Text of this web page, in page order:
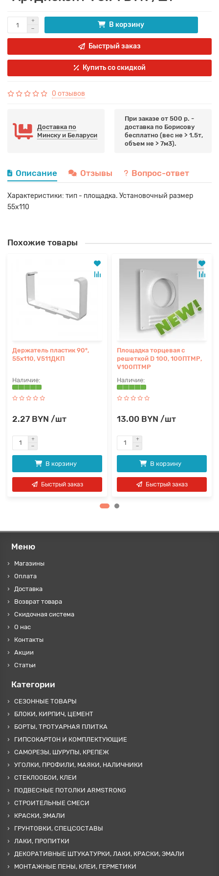
В корзину
Быстрый заказ
Купить со скидкой
0 отзывов
Доставка по
Минску и Беларуси
При заказе от 500 р. -
доставка по Борисову
бесплатно (вес не > 1.5т,
объем не > 7м3).
Описание Отзывы Вопрос-ответ
Характеристики: тип - площадка. Установочный размер
55х110
Похожие товары
Держатель пластик 90°,
55х110, V511ДКП
2.27 BYN /шт
В корзину
Быстрый заказ
Площадка торцевая с
решеткой D 100, 100ПТМР,
V100ПТМР
13.00 BYN /шт
В корзину
Быстрый заказ
Меню
Магазины
Оплата
Доставка
Возврат товара
Скидочная система
О нас
Контакты
Акции
Статьи
Категории
СЕЗОННЫЕ ТОВАРЫ
БЛОКИ, КИРПИЧ, ЦЕМЕНТ
БОРТЫ, ТРОТУАРНАЯ ПЛИТКА
ГИПСОКАРТОН И КОМПЛЕКТУЮЩИЕ
САМОРЕЗЫ, ШУРУПЫ, КРЕПЕЖ
УГОЛКИ, ПРОФИЛИ, МАЯКИ, НАЛИЧНИКИ
СТЕКЛООБОИ, КЛЕИ
ПОДВЕСНЫЕ ПОТОЛКИ ARMSTRONG
СТРОИТЕЛЬНЫЕ СМЕСИ
КРАСКИ, ЭМАЛИ
ГРУНТОВКИ, СПЕЦСОСТАВЫ
ЛАКИ, ПРОПИТКИ
ДЕКОРАТИВНЫЕ ШТУКАТУРКИ, ЛАКИ, КРАСКИ, ЭМАЛИ
МОНТАЖНЫЕ ПЕНЫ, КЛЕИ, ГЕРМЕТИКИ